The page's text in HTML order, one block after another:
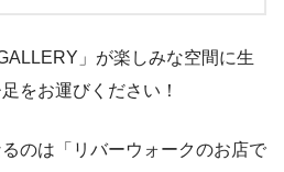
」が楽しみな空間に生
をお運びください！
のは「リバーウォークのお店で